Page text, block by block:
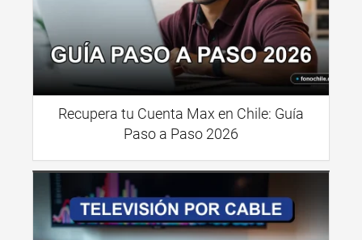
Recupera tu Cuenta Max en Chile: Guía
Paso a Paso 2026